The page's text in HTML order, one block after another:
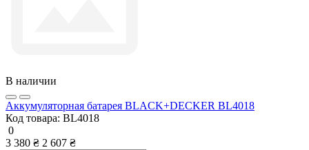
В наличии
Аккумуляторная батарея BLACK+DECKER BL4018
Код товара: BL4018
0
3 380 ₴ 2 607 ₴